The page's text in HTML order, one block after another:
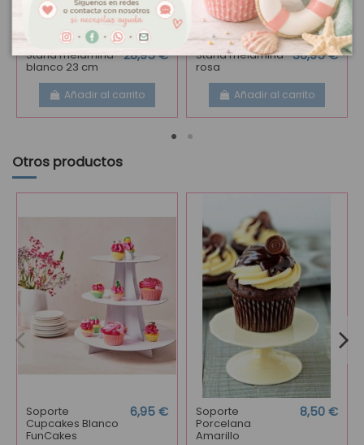
Stand melamina
blanco 23 cm
28,95 €
Añadir al carrito
Stand melamina
rosa
36,95 €
Añadir al carrito
Otros productos
Soporte
Cupcakes Blanco
FunCakes
6,95 € Soporte
Porcelana
Amarillo
8,50 €